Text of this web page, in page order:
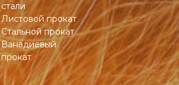
стали
Листовой прокат
Стальной прокат
Ванадиевый
прокат